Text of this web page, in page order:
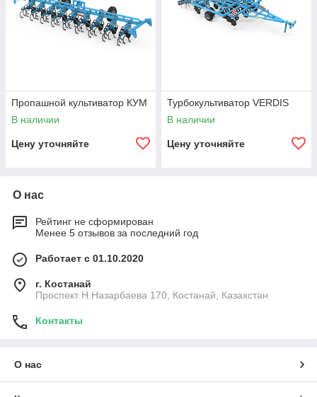
Пропашной культиватор КУМ
В наличии
Цену уточняйте
Турбокультиватор VERDIS
В наличии
Цену уточняйте
О нас
Рейтинг не сформирован
Менее 5 отзывов за последний год
Работает с 01.10.2020
г. Костанай
Проспект Н.Назарбаева 170, Костанай, Казахстан
Контакты
О нас